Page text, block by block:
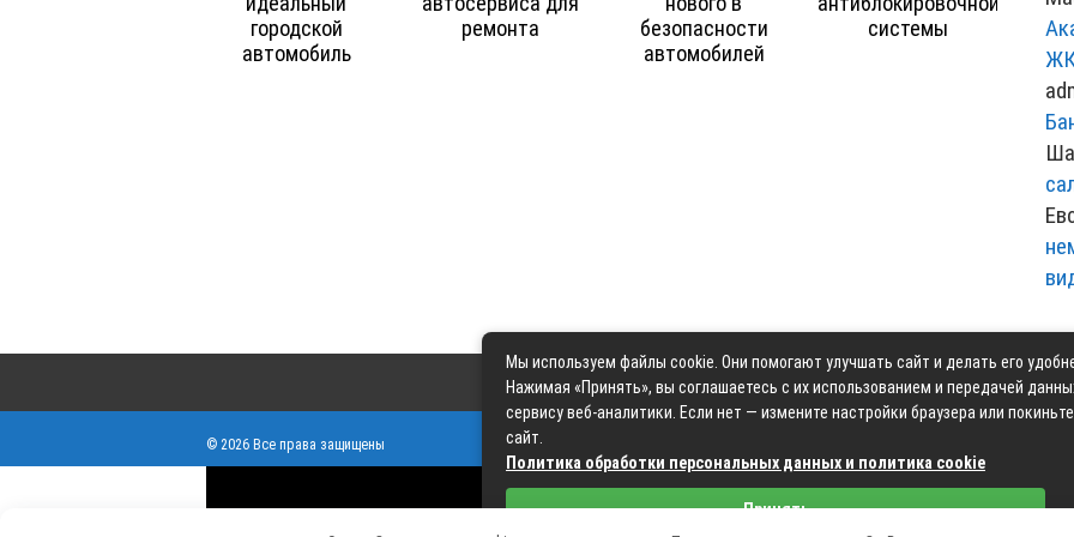
городской
автомобиль
ремонта
безопасности
автомобилей
системы
ЖК
Контакты Карта
© 2026 Все права защищены
Связаться с редакцией сайта:
Мы используем файлы cookie. Они помогают улучшать сайт и делать его
Нажимая «Принять», вы соглашаетесь с их использованием и передачей
сервису веб-аналитики. Если нет — измените настройки браузера или покиньте
сайт.
Политика обработки персональных данных и политика cookie
Принять